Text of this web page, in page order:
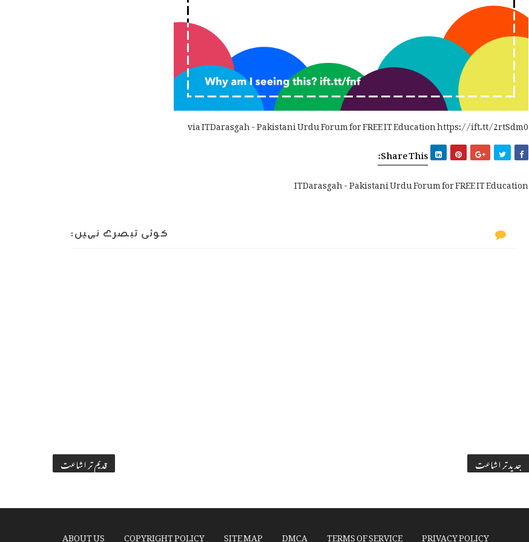
via ITDarasgah - Pakistani Urdu Forum for FREE IT Education https://ift.tt/2rtSdm0
Share This:
ITDarasgah - Pakistani Urdu Forum for FREE IT Education
کوئی تبصرے نہیں:
جدید تر اشاعت قدیم تر اشاعت
ABOUT US COPYRIGHT POLICY SITE MAP DMCA TERMS OF SERVICE PRIVACY POLICY